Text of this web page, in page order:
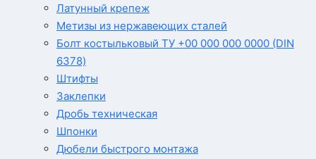
Латунный крепеж
Метизы из нержавеющих сталей
Болт костыльковый ТУ +00 000 000 0000 (DIN
6378)
Штифты
Заклепки
Дробь техническая
Шпонки
Дюбели быстрого монтажа